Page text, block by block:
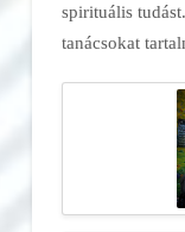
spirituális
tanácsokat